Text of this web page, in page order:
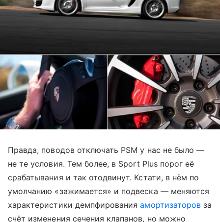
Правда, поводов отключать PSM у нас не было —
не те условия. Тем более, в Sport Plus порог её
срабатывания и так отодвинут. Кстати, в нём по
умолчанию «зажимается» и подвеска — меняются
характеристики демпфированияамортизаторов за
счёт изменения сечения клапанов, но можно